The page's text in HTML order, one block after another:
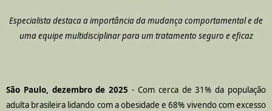
Especialista destaca a importância da mudança comportamental e de
uma equipe multidisciplinar para um tratamento seguro e eficaz
São Paulo, dezembro de 2025- Com cerca de 31% da população
adulta brasileira lidando com a obesidade e 68% vivendo com excesso